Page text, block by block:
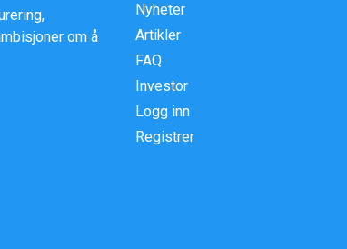
om å
Nyheter
Artikler
FAQ
Investor
Logg inn
Registrer